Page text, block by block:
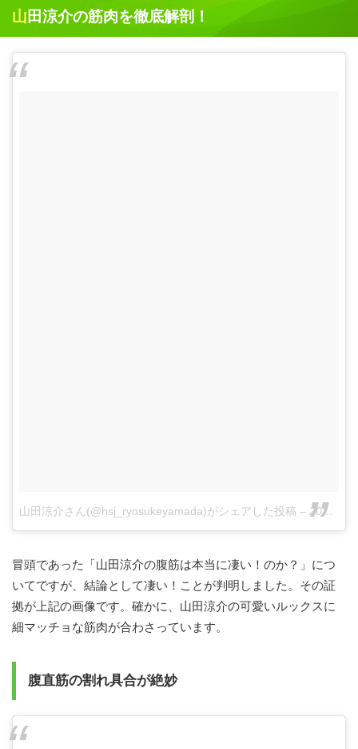
山田涼介の筋肉を徹底解剖！
山田涼介さん(@hsj_ryosukeyamada)がシェアした投稿 – 2017 9月 21 4:08午前 PDT
冒頭であった「山田涼介の腹筋は本当に凄い！のか？」につ
いてですが、結論として凄い！ことが判明しました。その証
拠が上記の画像です。確かに、山田涼介の可愛いルックスに
細マッチョな筋肉が合わさっています。
腹直筋の割れ具合が絶妙